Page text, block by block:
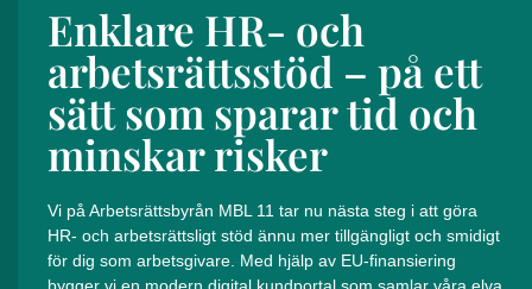
Enklare HR- och
arbetsrättsstöd – på ett
sätt som sparar tid och
minskar risker
Vi på Arbetsrättsbyrån MBL 11 tar nu nästa steg i att göra
HR- och arbetsrättsligt stöd ännu mer tillgängligt och smidigt
för dig som arbetsgivare. Med hjälp av EU-finansiering